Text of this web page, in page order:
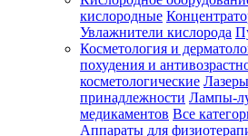
Зарегистрироваться
Зачем
кислородные
Увлажнители кислорода
Косметология и
похудения и
косметологические
принадлежности Лампы-
медикаментов Все
Аппараты для